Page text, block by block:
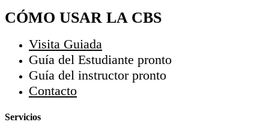
CÓMO USAR LA CBS
Visita Guiada
Guía del Estudiante pronto
Guía del instructor pronto
Contacto
Servicios